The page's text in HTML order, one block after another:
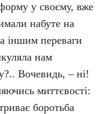
у своєму, вже
набуте на
іншим переваги
нам
Вочевидь, – ні!
миттєвості:
боротьба